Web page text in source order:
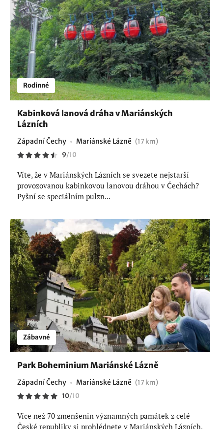
Rodinné
Kabinková lanová dráha v Mariánských
Lázních
Západní Čechy Mariánské Lázně (17 km)
9/10
Víte, že v Mariánských Lázních se svezete nejstarší
provozovanou kabinkovou lanovou dráhou v Čechách?
Pyšní se speciálním pulzn...
Zábavné
Park Boheminium Mariánské Lázně
Západní Čechy Mariánské Lázně (17 km)
10/10
Více než 70 zmenšenin významných památek z celé
České republiky si prohlédnete v Mariánských Lázních.